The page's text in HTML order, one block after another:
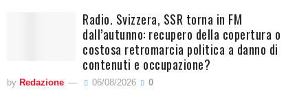
Radio. Svizzera, SSR torna in FM
dall’autunno: recupero della copertura o
costosa retromarcia politica a danno di
contenuti e occupazione?
by Redazione 06/08/2026 0